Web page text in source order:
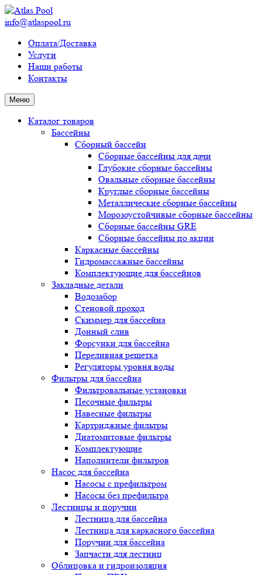
info@atlaspool.ru
Оплата/Доставка
Услуги
Наши работы
Контакты
Меню
Каталог товаров
Бассейны
Сборный бассейн
Сборные бассейны для дачи
Глубокие сборные бассейны
Овальные сборные бассейны
Круглые сборные бассейны
Металлические сборные бассейны
Морозоустойчивые сборные бассейны
Сборные бассейны GRE
Сборные бассейны по акции
Каркасные бассейны
Гидромассажные бассейны
Комплектующие для бассейнов
Закладные детали
Водозабор
Стеновой проход
Скиммер для бассейна
Донный слив
Форсунки для бассейна
Переливная решетка
Регуляторы уровня воды
Фильтры для бассейна
Фильтровальные установки
Песочные фильтры
Навесные фильтры
Картриджные фильтры
Диатомитовые фильтры
Комплектующие
Наполнители фильтров
Насос для бассейна
Насосы с префильтром
Насосы без префильтра
Лестницы и поручни
Лестница для бассейна
Лестница для каркасного бассейна
Поручни для бассейна
Запчасти для лестниц
Облицовка и гидроизоляция